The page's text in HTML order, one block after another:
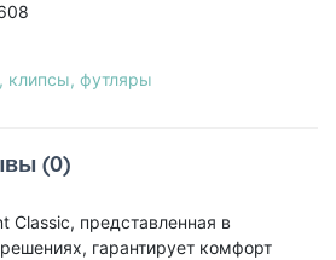
клипсы, футляры
(0)
Classic, представленная в
гарантирует комфорт